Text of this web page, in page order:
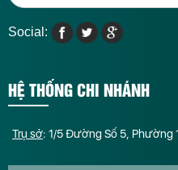
Social:
HỆ THỐNG CHI NHÁNH
Trụ sở: 1/5 Đường Số 5, Phường